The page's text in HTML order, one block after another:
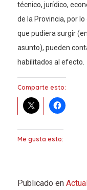
técnico, jurídico,
de la Provincia, por
que pudiera surgir
asunto), pueden
habilitados al efecto.
Comparte esto:
Me gusta esto:
Publicado en